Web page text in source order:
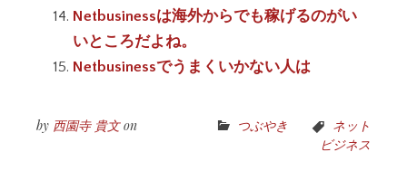
Netbusinessは海外からでも稼げるのがい
いところだよね。
Netbusinessでうまくいかない人は
by 西園寺 貴文on つぶやき
ネット
ビジネス